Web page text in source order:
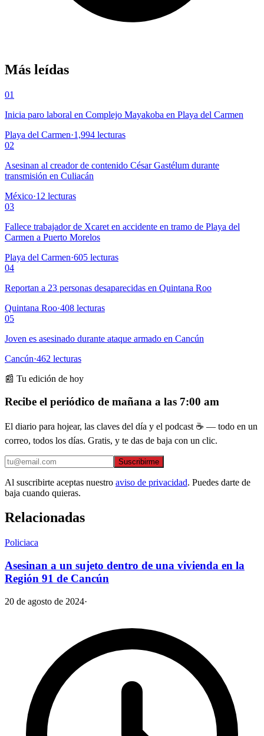
Más leídas
01
Inicia paro laboral en Complejo Mayakoba en Playa del Carmen
Playa del Carmen·1,994 lecturas
02
Asesinan al creador de contenido César Gastélum durante
transmisión en Culiacán
México·12 lecturas
03
Fallece trabajador de Xcaret en accidente en tramo de Playa del
Carmen a Puerto Morelos
Playa del Carmen·605 lecturas
04
Reportan a 23 personas desaparecidas en Quintana Roo
Quintana Roo·408 lecturas
05
Joven es asesinado durante ataque armado en Cancún
Cancún·462 lecturas
📰 Tu edición de hoy
Recibe el periódico de mañana a las 7:00 am
El diario para hojear, las claves del día y el podcast ☕ — todo en un
correo, todos los días. Gratis, y te das de baja con un clic.
Suscribirme
Al suscribirte aceptas nuestro aviso de privacidad. Puedes darte de
baja cuando quieras.
Relacionadas
Policiaca
Asesinan a un sujeto dentro de una vivienda en la
Región 91 de Cancún
20 de agosto de 2024·